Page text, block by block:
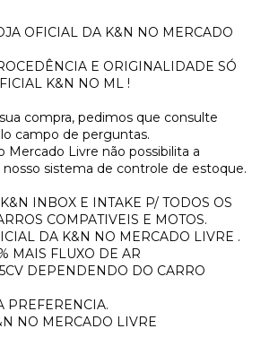
OFICIAL DA K&N NO MERCADO
E ORIGINALIDADE SÓ
K&N NO ML !
compra, pedimos que consulte
campo de perguntas.
Mercado Livre não possibilita a
sistema de controle de estoque.
INBOX E INTAKE P/ TODOS OS
COMPATIVEIS E MOTOS.
DA K&N NO MERCADO LIVRE .
MAIS FLUXO DE AR
DEPENDENDO DO CARRO
PREFERENCIA.
NO MERCADO LIVRE